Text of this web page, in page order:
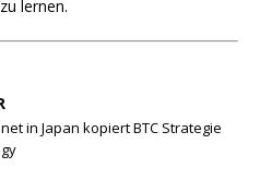
lernen.
in Japan kopiert BTC Strategie